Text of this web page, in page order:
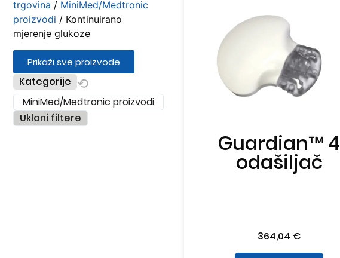
trgovina / MiniMed/Medtronic
proizvodi / Kontinuirano
mjerenje glukoze
Prikaži sve proizvode
Kategorije ⟲
MiniMed/Medtronic proizvodi
Ukloni filtere
Guardian™ 4
odašiljač
364,04 €